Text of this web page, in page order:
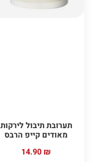
תערובת תיבול לירקות
מאודים קייפ הרבס
14.90 ₪